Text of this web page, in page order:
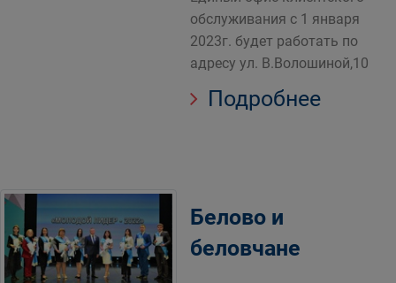
обслуживания с 1 января
2023г. будет работать по
адресу ул. В.Волошиной,10
Подробнее
Белово и
беловчане